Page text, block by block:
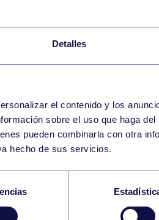
Detalles
el contenido y los
sobre el uso que haga
pueden combinarla con otra
hecho de sus servicios.
SIN